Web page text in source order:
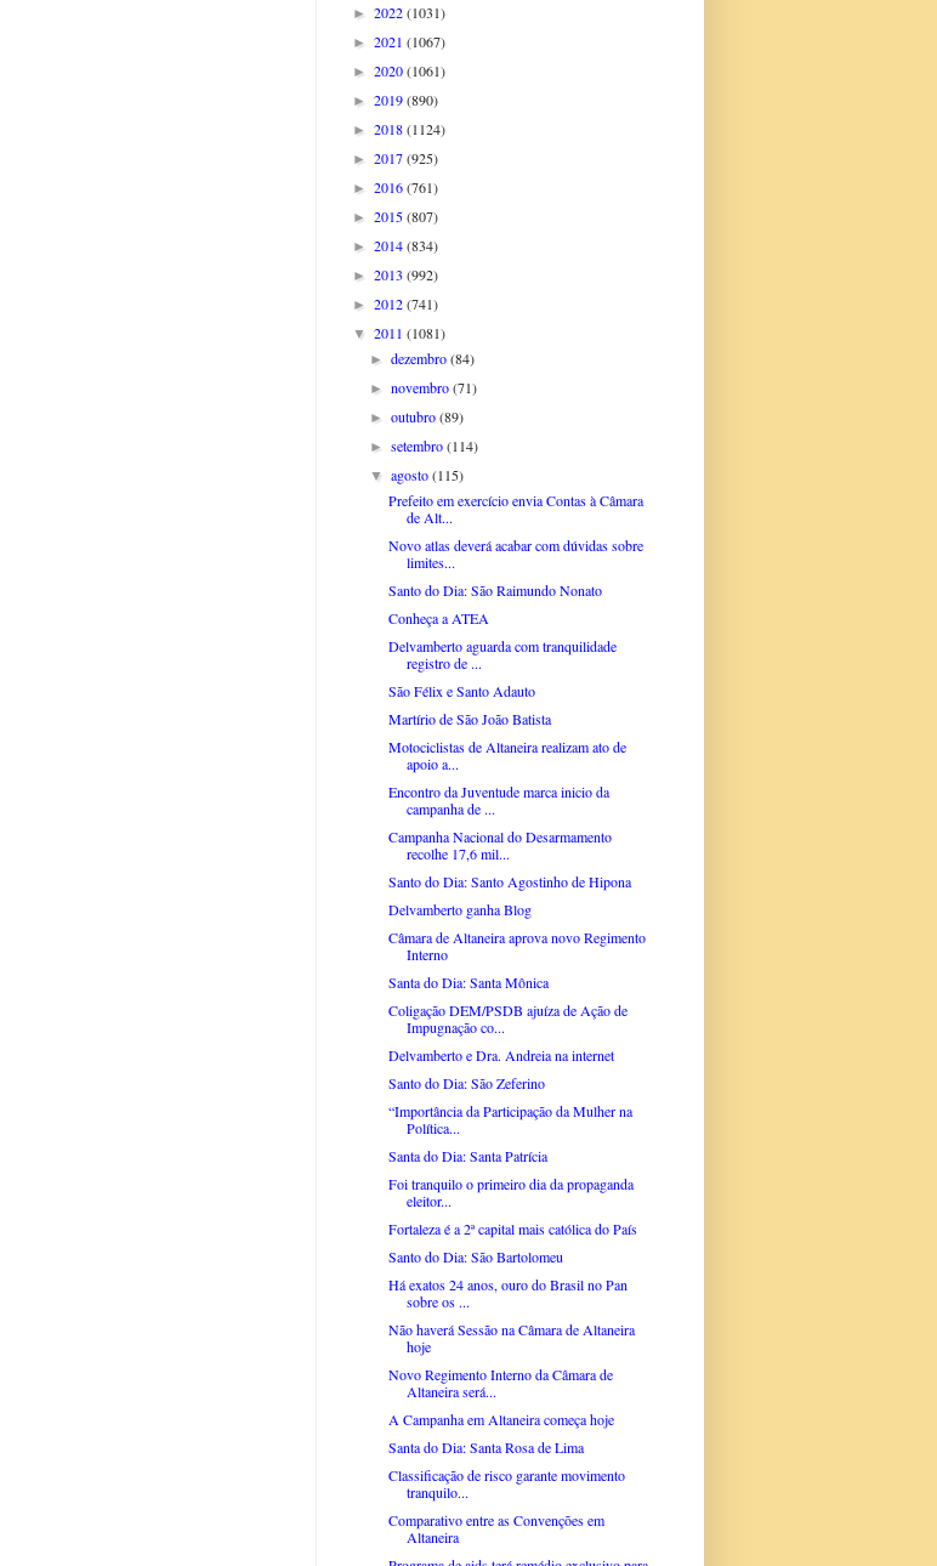
► 2022(1031)
► 2021 (1067)
► 2020(1061)
► 2019(890)
► 2018(1124)
► 2017(925)
► 2016(761)
► 2015(807)
► 2014(834)
► 2013 (992)
► 2012(741)
▼ 2011 (1081)
►dezembro(84)
►novembro(71)
►outubro(89)
►setembro(114)
▼agosto(115)
Prefeito em exercício envia Contas à Câmara
de Alt...
Novo atlas deverá acabar com dúvidas sobre
limites...
Santo do Dia: São Raimundo Nonato
Conheça a ATEA
Delvamberto aguarda com tranquilidade
registro de ...
São Félix e Santo Adauto
Martírio de São João Batista
Motociclistas de Altaneira realizam ato de
apoio a...
Encontro da Juventude marca inicio da
campanha de ...
Campanha Nacional do Desarmamento
recolhe 17,6 mil...
Santo do Dia: Santo Agostinho de Hipona
Delvamberto ganha Blog
Câmara de Altaneira aprova novo Regimento
Interno
Santa do Dia: Santa Mônica
Coligação DEM/PSDB ajuíza de Ação de
Impugnação co...
Delvamberto e Dra. Andreia na internet
Santo do Dia: São Zeferino
“Importância da Participação da Mulher na
Política...
Santa do Dia: Santa Patrícia
Foi tranquilo o primeiro dia da propaganda
eleitor...
Fortaleza é a 2ª capital mais católica do País
Santo do Dia: São Bartolomeu
Há exatos 24 anos, ouro do Brasil no Pan
sobre os ...
Não haverá Sessão na Câmara de Altaneira
hoje
Novo Regimento Interno da Câmara de
Altaneira será...
A Campanha em Altaneira começa hoje
Santa do Dia: Santa Rosa de Lima
Classificação de risco garante movimento
tranquilo...
Comparativo entre as Convenções em
Altaneira